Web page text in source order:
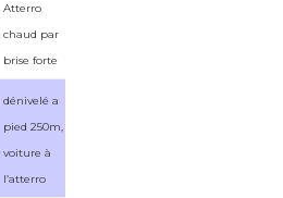
Atterro
chaud par
brise forte
dénivelé a
pied 250m,
voiture à
l’atterro